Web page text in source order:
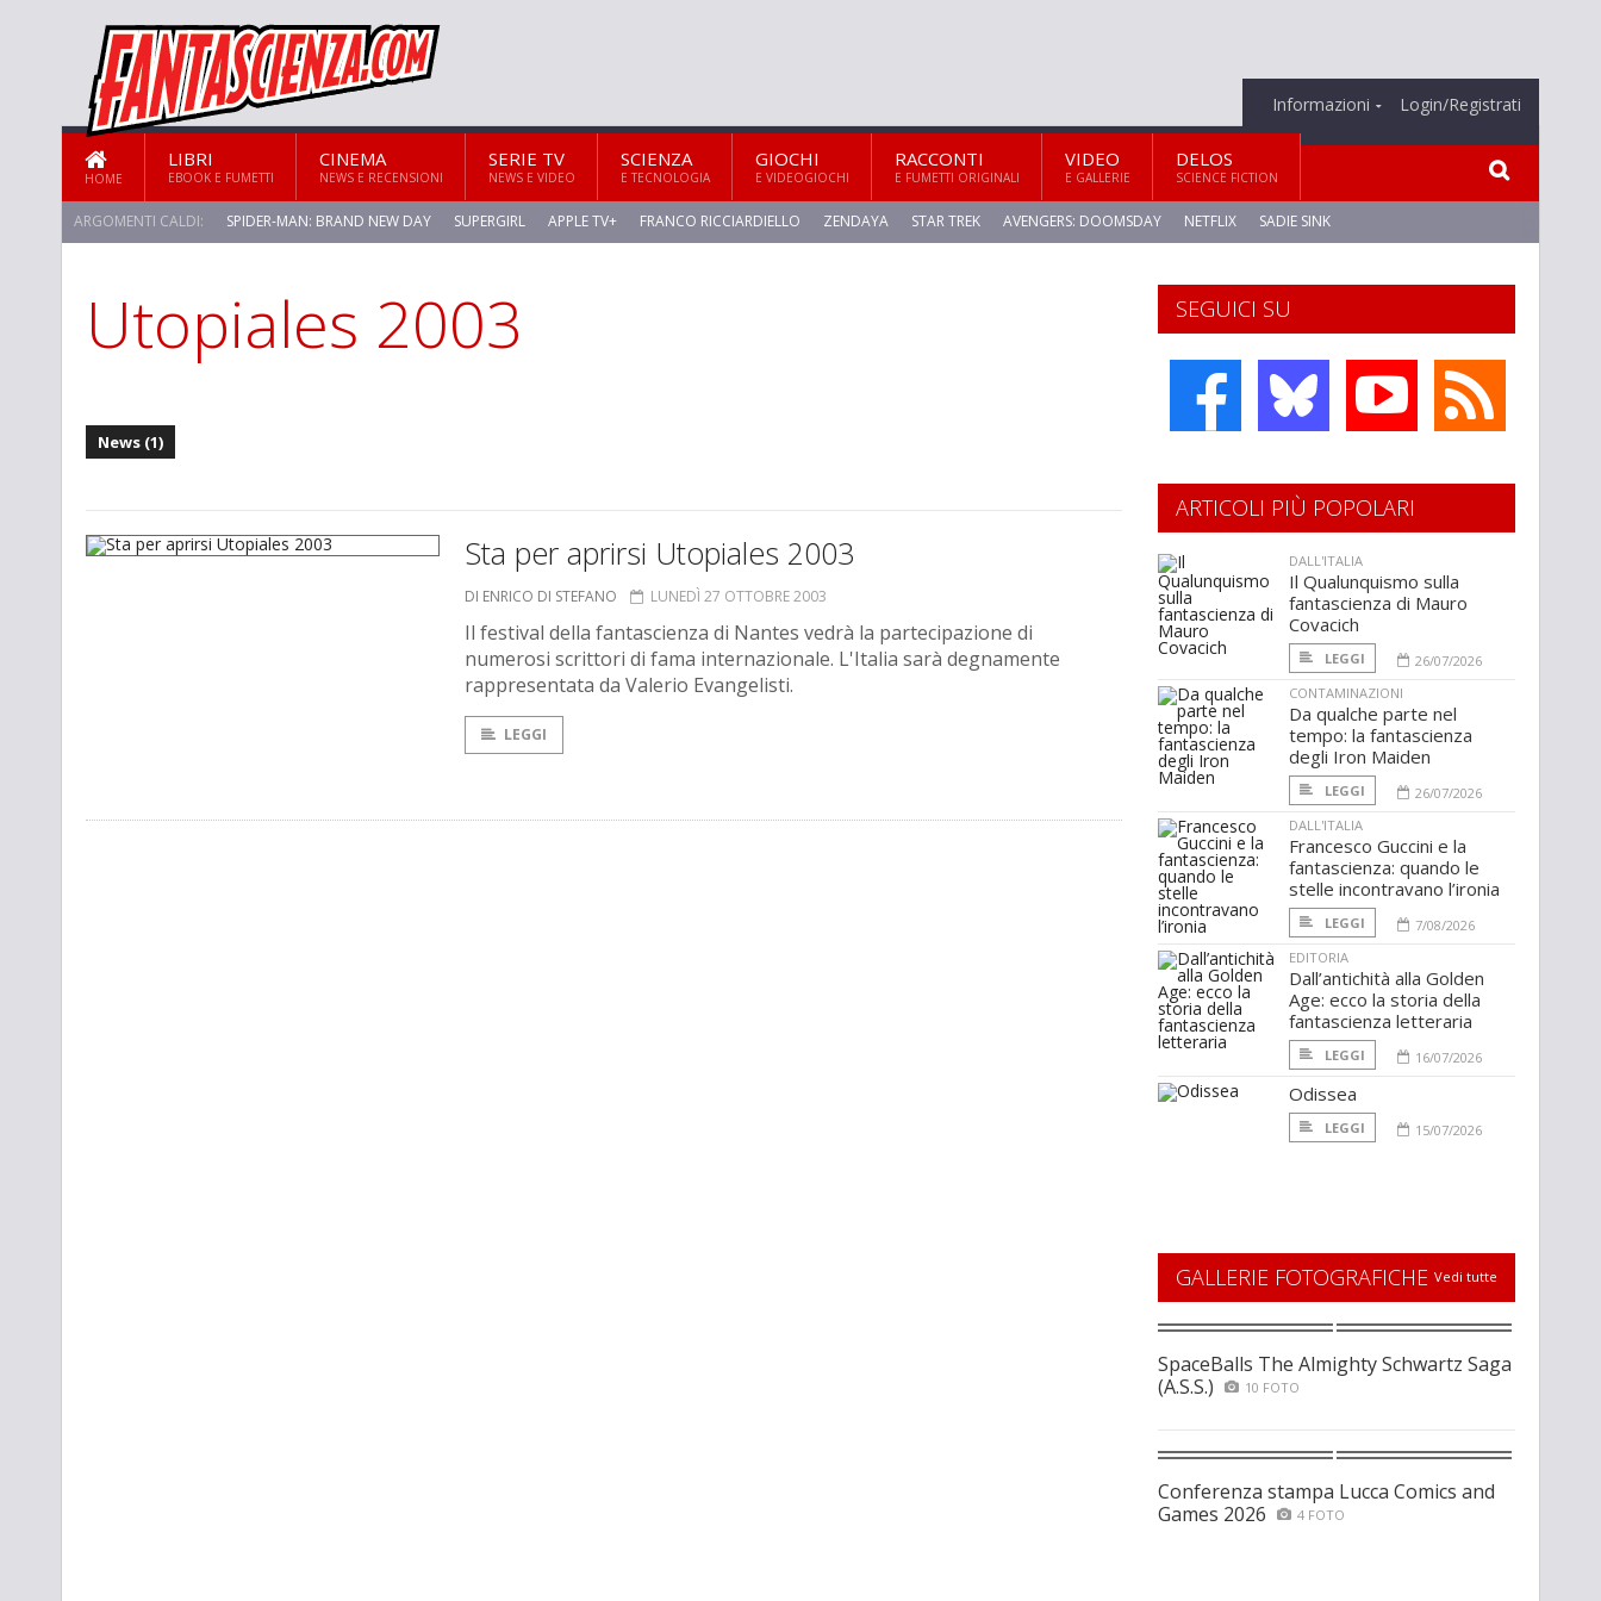
Informazioni Login/Registrati
HOME
LIBRI
EBOOK E FUMETTI
CINEMA
NEWS E RECENSIONI
SERIE TV
NEWS E VIDEO
SCIENZA
E TECNOLOGIA
GIOCHI
E VIDEOGIOCHI
RACCONTI
E FUMETTI ORIGINALI
VIDEO
E GALLERIE
DELOS
SCIENCE FICTION
ARGOMENTI CALDI: SPIDER-MAN: BRAND NEW DAY SUPERGIRL APPLE TV+ FRANCO RICCIARDIELLO ZENDAYA STAR TREK AVENGERS: DOOMSDAY NETFLIX SADIE SINK
STAR TREK: STRANGE NEW WORLDS
Utopiales 2003
News (1)
Sta per aprirsi Utopiales 2003
DI ENRICO DI STEFANO LUNEDÌ 27 OTTOBRE 2003
Il festival della fantascienza di Nantes vedrà la partecipazione di
numerosi scrittori di fama internazionale. L'Italia sarà degnamente
rappresentata da Valerio Evangelisti.
LEGGI
SEGUICI SU
ARTICOLI PIÙ POPOLARI
DALL'ITALIA
Il Qualunquismo sulla
fantascienza di Mauro
Covacich
LEGGI
26/07/2026
CONTAMINAZIONI
Da qualche parte nel
tempo: la fantascienza
degli Iron Maiden
LEGGI
26/07/2026
DALL'ITALIA
Francesco Guccini e la
fantascienza: quando le
stelle incontravano l’ironia
LEGGI
7/08/2026
EDITORIA
Dall’antichità alla Golden
Age: ecco la storia della
fantascienza letteraria
LEGGI 16/07/2026
Odissea
LEGGI 15/07/2026
GALLERIE FOTOGRAFICHE Vedi tutte
SpaceBalls The Almighty Schwartz Saga
(A.S.S.)
10 FOTO
Conferenza stampa Lucca Comics and
Games 2026
4 FOTO